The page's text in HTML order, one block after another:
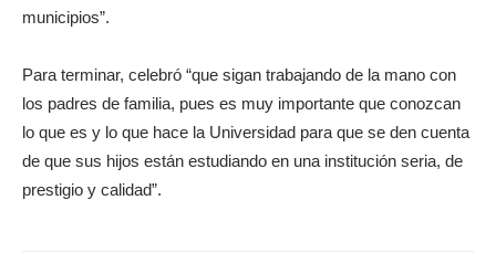
municipios”.
Para terminar, celebró “que sigan trabajando de la mano con
los padres de familia, pues es muy importante que conozcan
lo que es y lo que hace la Universidad para que se den cuenta
de que sus hijos están estudiando en una institución seria, de
prestigio y calidad”.